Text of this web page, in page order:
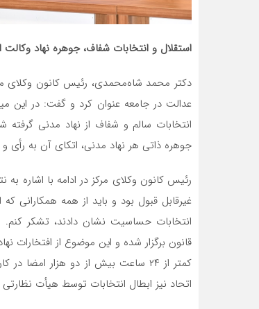
استقلال و انتخابات شفاف، جوهره نهاد
دکتر محمد شاه‌محمدی، رئیس کانون وکلای
عدالت در جامعه عنوان کرد و گفت: در این
انتخابات سالم و شفاف از نهاد مدنی
جوهره ذاتی هر نهاد مدنی، اتکای آن به رأی
غیرقابل قبول بود و باید از همه همکارانی
انتخابات حساسیت نشان دادند، تشکر کنم.
قانون برگزار شده و این موضوع از
کمتر از ۲۴ ساعت بیش از دو هزار
اتحاد نیز ابطال انتخابات توسط هیأت